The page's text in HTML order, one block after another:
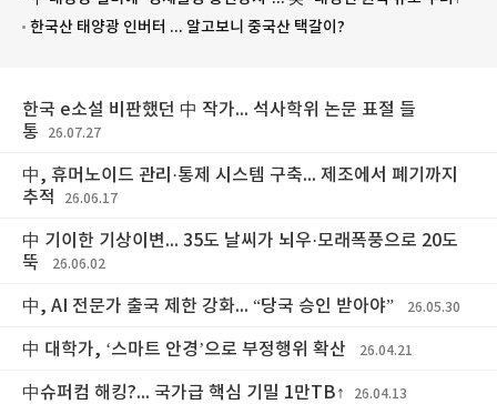
한국산 태양광 인버터 ... 알고보니 중국산 택갈이?
한국 e소설 비판했던 中 작가... 석사학위 논문 표절 들
통
26.07.27
中, 휴머노이드 관리·통제 시스템 구축... 제조에서 폐기까지
추적
26.06.17
中 기이한 기상이변... 35도 날씨가 뇌우·모래폭풍으로 20도
뚝
26.06.02
中, AI 전문가 출국 제한 강화... “당국 승인 받아야” 26.05.30
中 대학가, ‘스마트 안경’으로 부정행위 확산 26.04.21
中슈퍼컴 해킹?... 국가급 핵심 기밀 1만TB↑ 26.04.13